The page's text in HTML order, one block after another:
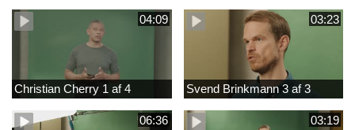
04:09
Christian Cherry 1 af 4
03:23
Svend Brinkmann 3 af 3
06:36 03:19